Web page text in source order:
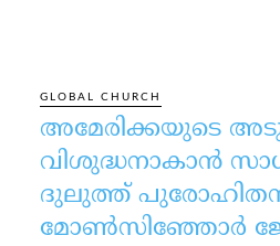
GLOBAL CHURCH
അമേരിക്കയുടെ
വിശുദ്ധനാകാൻ
ദുലുത്ത്
മോൺസിഞ്ഞോർ